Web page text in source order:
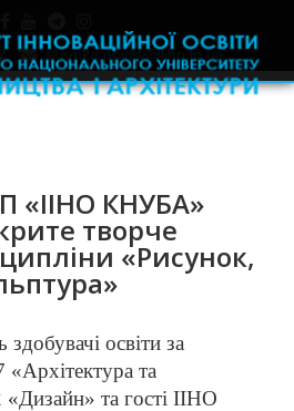
skrynka.doviry@iino.in.ua
«ІІНО КНУБА»
творче
«Рисунок,
здобувачі освіти за
«Архітектура та
«Дизайн» та гості ІІНО